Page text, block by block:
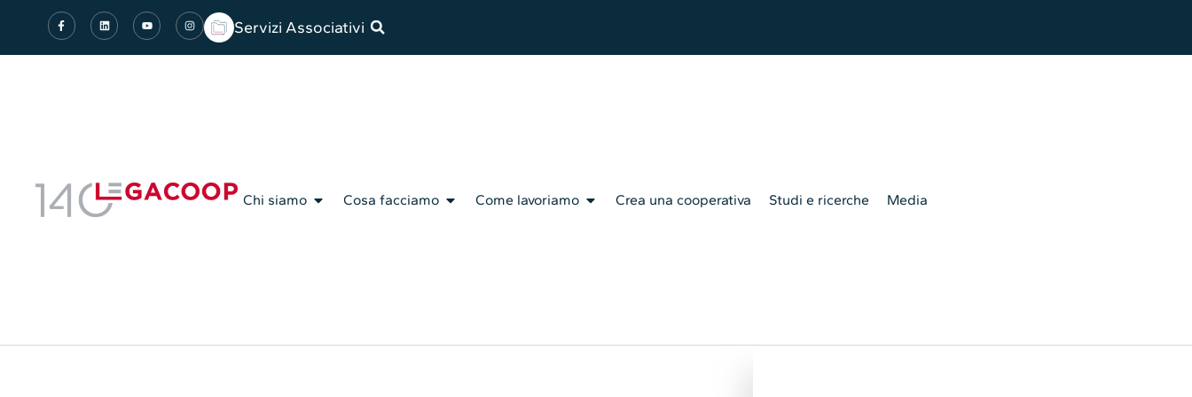
Servizi Associativi
Chi siamo Cosa facciamo Come lavoriamo Crea una cooperativa Studi e ricerche Media